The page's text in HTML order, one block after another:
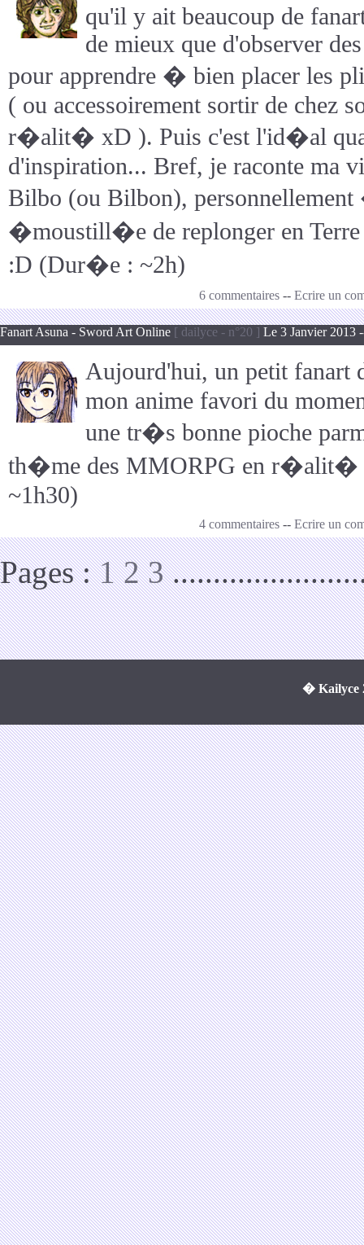
qu'il y ait beaucoup de
de mieux que d'observer
pour apprendre � bien placer les
( ou accessoirement sortir de chez
r�alit� xD ). Puis c'est l'id�al
d'inspiration... Bref, je raconte ma
Bilbo (ou Bilbon),
�moustill�e de replonger en
:D (Dur�e : ~2h)
6 commentaires -- Ecrire un
Fanart Asuna - Sword Art Online [ dailyce - n°20 ] Le 3 Janvier 2013
Aujourd'hui, un petit fanart
mon anime favori du
une tr�s bonne pioche
th�me des MMORPG en
~1h30)
4 commentaires -- Ecrire un
Pages :1 2 3
� Kailyce